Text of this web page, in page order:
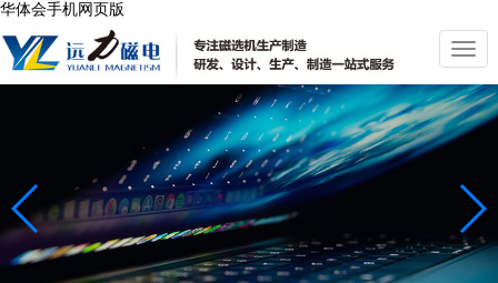
华体会手机网页版
切
换
导
航